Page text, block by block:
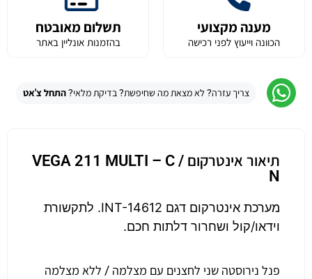
מענה מקצועי
הכוונה וייעוץ לפני רכישה
תשלום מאובטח
בהזמנות אונליין באתר
צריך עזרה? לא מצאת מה שחיפשת? בדיקת מלאי?התחל צ'אט
תיאור אינטרקום VEGA 211 MULTI – C /
N
מערכת אינטרקום דגם INT-14612. לתקשורת
וידאו/קול ושחרור דלתות חכם.
פנל נירוסטה שני לחצנים עם מצלמה / ללא מצלמה